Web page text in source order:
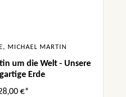
MICHAEL MARTIN
um die Welt - Unsere
Erde
€*